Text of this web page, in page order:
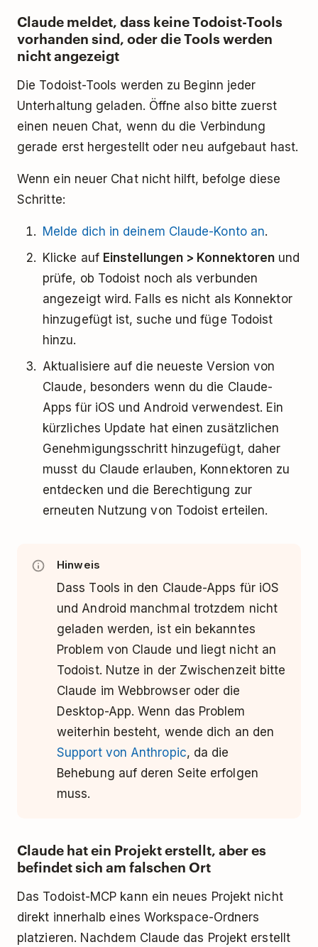
Claude meldet, dass keine Todoist-Tools
vorhanden sind, oder die Tools werden
nicht angezeigt
Die Todoist-Tools werden zu Beginn jeder
Unterhaltung geladen. Öffne also bitte zuerst
einen neuen Chat, wenn du die Verbindung
gerade erst hergestellt oder neu aufgebaut hast.
Wenn ein neuer Chat nicht hilft, befolge diese
Schritte:
Melde dich in deinem Claude-Konto an.
Klicke auf Einstellungen > Konnektoren und
prüfe, ob Todoist noch als verbunden
angezeigt wird. Falls es nicht als Konnektor
hinzugefügt ist, suche und füge Todoist
hinzu.
Aktualisiere auf die neueste Version von
Claude, besonders wenn du die Claude-
Apps für iOS und Android verwendest. Ein
kürzliches Update hat einen zusätzlichen
Genehmigungsschritt hinzugefügt, daher
musst du Claude erlauben, Konnektoren zu
entdecken und die Berechtigung zur
erneuten Nutzung von Todoist erteilen.
Hinweis
Dass Tools in den Claude-Apps für iOS
und Android manchmal trotzdem nicht
geladen werden, ist ein bekanntes
Problem von Claude und liegt nicht an
Todoist. Nutze in der Zwischenzeit bitte
Claude im Webbrowser oder die
Desktop-App. Wenn das Problem
weiterhin besteht, wende dich an den
Support von Anthropic, da die
Behebung auf deren Seite erfolgen
muss.
Claude hat ein Projekt erstellt, aber es
befindet sich am falschen Ort
Das Todoist-MCP kann ein neues Projekt nicht
direkt innerhalb eines Workspace-Ordners
platzieren. Nachdem Claude das Projekt erstellt